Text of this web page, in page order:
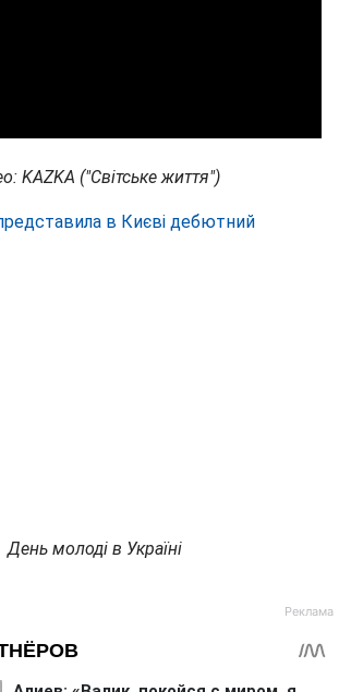
KAZKA ("Світське життя")
в Києві дебютний
День молоді в Україні